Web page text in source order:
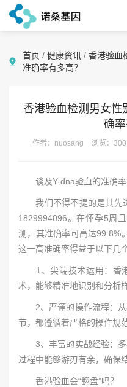
首页 / 健康资讯 / 香港验血
准确率有多高？
香港验血检测男女性
确率
作者：nuosang 浏览：300
谈及Y-dna验血的准确率
我们不得不提的是其先进
1829994096。在怀孕5周
测，其准确率可高达99.8%
这一高准确率得益于以下几
1、尖端技术运用：香港
术，能够精准地识别和分析
2、严谨的操作流程：从
节，都遵循着严格的操作规
3、丰富的实战经验：多
过程中能够游刃有余，确保
香港验血会“翻盘”吗？